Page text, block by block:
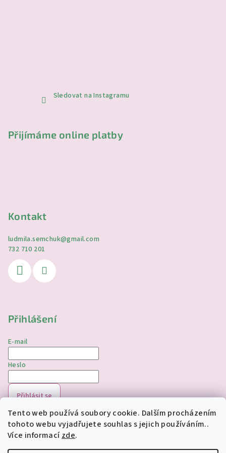
Tento web používá soubory cookie. Dalším procházením
tohoto webu vyjadřujete souhlas s jejich používáním..
Více informacízde.
Sledovat na Instagramu
Přijímáme online platby
Kontakt
ludmila.semchuk@gmail.com
732 710 201
Přihlášení
E-mail
Heslo
Přihlásit se
Nová registraceZapomenuté heslo